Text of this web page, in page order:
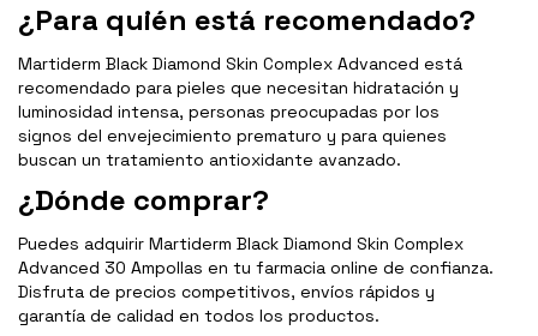
¿Para quién está recomendado?
Martiderm Black Diamond Skin Complex Advanced está
recomendado para pieles que necesitan hidratación y
luminosidad intensa, personas preocupadas por los
signos del envejecimiento prematuro y para quienes
buscan un tratamiento antioxidante avanzado.
¿Dónde comprar?
Puedes adquirir Martiderm Black Diamond Skin Complex
Advanced 30 Ampollas en tu farmacia online de confianza.
Disfruta de precios competitivos, envíos rápidos y
garantía de calidad en todos los productos.